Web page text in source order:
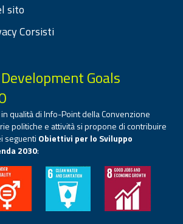
sito
Corsisti
Goals
in qualità di Info-Point della Convenzione
politiche e attività si propone di contribuire
seguenti Obiettivi per lo Sviluppo
2030: